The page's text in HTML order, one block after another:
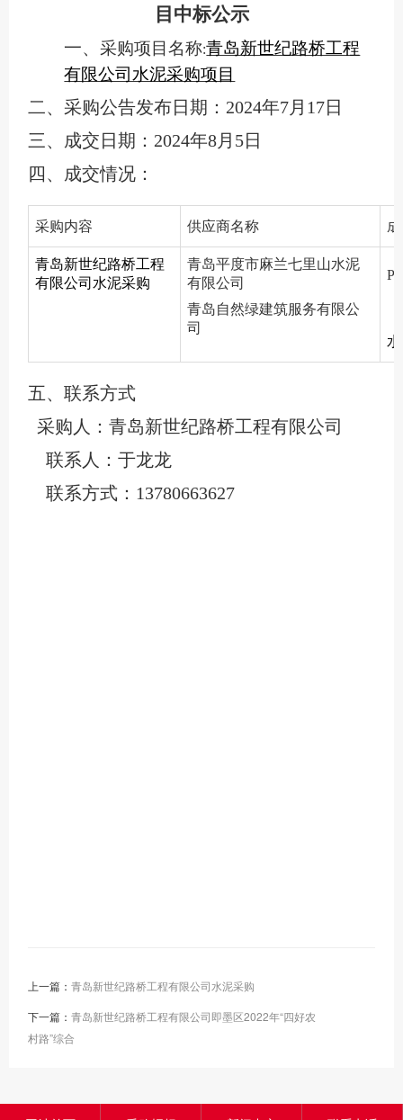
目 中标公示
一、采购项目名称:青岛新世纪路桥工程
有限公司水泥采购项目
二、 采购公告发布日期： 2024年7月 17日
三、成交日期： 2024年8月 5日
四 、成交情况：
采购内容 供应商名称
青岛新世纪路桥工程
有限公司水泥采购
青岛平度市麻兰七里山水泥
有限公司
青岛自然绿建筑服务有限公
司
五、联系方式
采购人：青岛新世纪路桥工程有限公司
联系人：于龙龙
联系方式： 13780663627
上一篇：青岛新世纪路桥工程有限公司水泥采购
下一篇：青岛新世纪路桥工程有限公司即墨区2022年“四好农
村路”综合